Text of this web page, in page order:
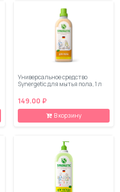
Универсальное средство
Synergetic для мытья пола, 1 л
149.00 ₽
В корзину